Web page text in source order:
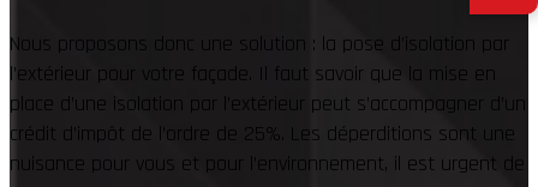
Nous proposons donc une solution : la pose d’isolation par
l’extérieur pour votre façade. Il faut savoir que la mise en
place d’une isolation par l’extérieur peut s’accompagner d’un
crédit d’impôt de l’ordre de 25%. Les déperditions sont une
nuisance pour vous et pour l’environnement, il est urgent de